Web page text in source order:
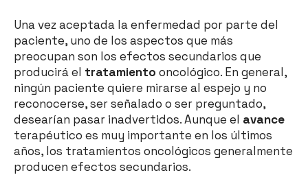
Una vez aceptada la enfermedad por parte del
paciente, uno de los aspectos que más
preocupan son los efectos secundarios que
producirá el tratamiento oncológico. En general,
ningún paciente quiere mirarse al espejo y no
reconocerse, ser señalado o ser preguntado,
desearían pasar inadvertidos. Aunque el avance
terapéutico es muy importante en los últimos
años, los tratamientos oncológicos generalmente
producen efectos secundarios.